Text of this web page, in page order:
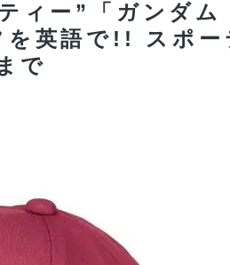
ィー”「ガンダム
英語で!! スポー
で